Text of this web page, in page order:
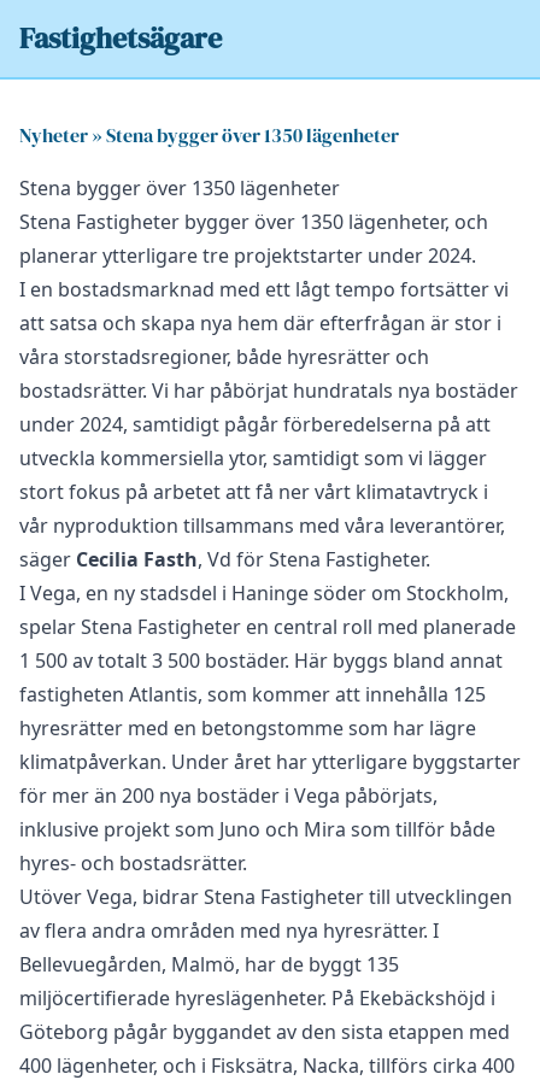
Fastighetsägare
Nyheter»Stena bygger över 1350 lägenheter
Stena bygger över 1350 lägenheter
Stena Fastigheter bygger över 1350 lägenheter, och
planerar ytterligare tre projektstarter under 2024.
I en bostadsmarknad med ett lågt tempo fortsätter vi
att satsa och skapa nya hem där efterfrågan är stor i
våra storstadsregioner, både hyresrätter och
bostadsrätter. Vi har påbörjat hundratals nya bostäder
under 2024, samtidigt pågår förberedelserna på att
utveckla kommersiella ytor, samtidigt som vi lägger
stort fokus på arbetet att få ner vårt klimatavtryck i
vår nyproduktion tillsammans med våra leverantörer,
säger Cecilia Fasth, Vd för Stena Fastigheter.
I Vega, en ny stadsdel i Haninge söder om Stockholm,
spelar Stena Fastigheter en central roll med planerade
1 500 av totalt 3 500 bostäder. Här byggs bland annat
fastigheten Atlantis, som kommer att innehålla 125
hyresrätter med en betongstomme som har lägre
klimatpåverkan. Under året har ytterligare byggstarter
för mer än 200 nya bostäder i Vega påbörjats,
inklusive projekt som Juno och Mira som tillför både
hyres- och bostadsrätter.
Utöver Vega, bidrar Stena Fastigheter till utvecklingen
av flera andra områden med nya hyresrätter. I
Bellevuegården, Malmö, har de byggt 135
miljöcertifierade hyreslägenheter. På Ekebäckshöjd i
Göteborg pågår byggandet av den sista etappen med
400 lägenheter, och i Fisksätra, Nacka, tillförs cirka 400